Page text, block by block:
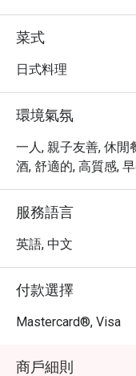
菜式
日式料理
環境氣氛
一人, 親子友善, 休閒
酒, 舒適的, 高質感,
服務語言
英語, 中文
付款選擇
Mastercard®, Visa
商戶細則